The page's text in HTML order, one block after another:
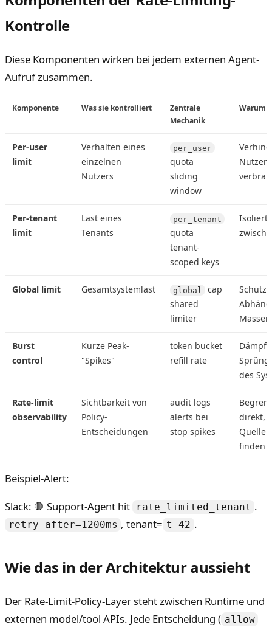
Kontrolle
Diese Komponenten wirken bei jedem externen Agent-
Aufruf zusammen.
Komponente Was sie kontrolliert
Zentrale
Mechanik
Warum
Per-user
limit
Verhalten eines
einzelnen
Nutzers
per_user
quota
sliding
window
Nutzer
Per-tenant
limit
Last eines
Tenants
per_tenant
quota
tenant-
scoped keys
Isoliert
Global limit Gesamtsystemlast global
cap
shared
limiter
Burst
control
Kurze Peak-
"Spikes"
token bucket
refill rate
des
Rate-limit
observability
Sichtbarkeit von
Policy-
Entscheidungen
audit logs
alerts bei
stop spikes
direkt,
finden
Beispiel-Alert:
Slack: 🛑 Support-Agent hit
rate_limited_tenant .
retry_after=1200ms , tenant= t_42 .
Wie das in der Architektur aussieht
Der Rate-Limit-Policy-Layer steht zwischen Runtime und
externen model/tool APIs. Jede Entscheidung ( allow